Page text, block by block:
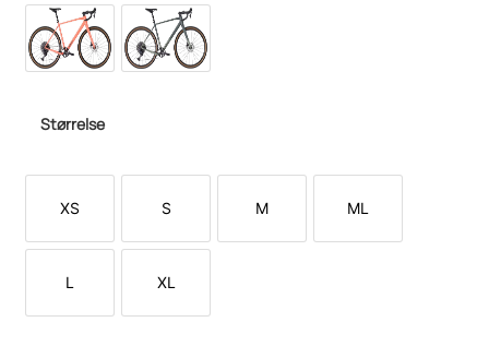
Størrelse
XS S M ML
L XL